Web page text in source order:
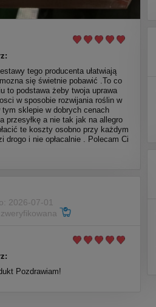
tego producenta ułatwiają
się świetnie pobawić .To co
to podstawa żeby twoja uprawa
w sposobie rozwijania roślin w
sklepie w dobrych cenach
przesyłkę a nie tak jak na allegro
te koszty osobno przy każdym
drogo i nie opłacalnie . Polecam Ci
2026-07-01
Pozdrawiam!